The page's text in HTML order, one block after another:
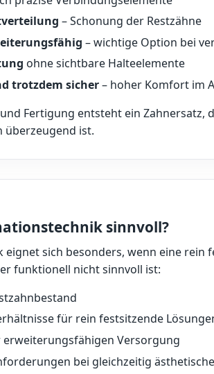
– Schonung der Restzähne
– wichtige Option bei
ohne sichtbare Halteelemente
trotzdem sicher– hoher Komfort im
Fertigung entsteht ein Zahnersatz,
ist.
sinnvoll?
sich besonders, wenn eine rein
funktionell nicht sinnvoll ist:
für rein festsitzende
Versorgung
bei gleichzeitig